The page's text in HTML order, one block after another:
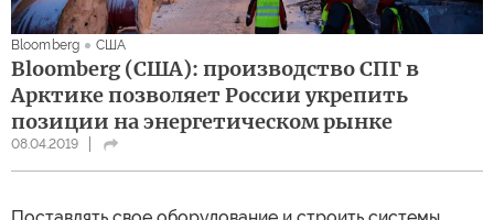
Bloomberg США
Bloomberg (США): производство СПГ в
Арктике позволяет России укрепить
позиции на энергетическом рынке
08.04.2019